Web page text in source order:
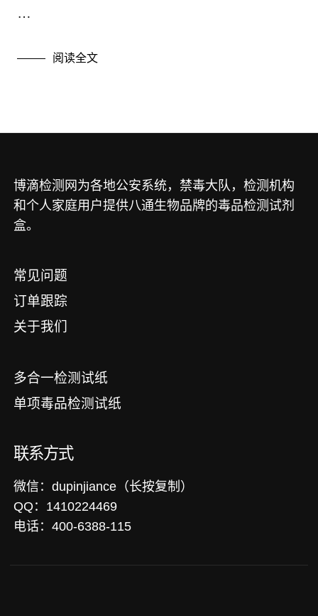
禁毒教育
…
阅读全文
博滴检测网为各地公安系统，禁毒大队，检测机构
和个人家庭用户提供八通生物品牌的毒品检测试剂
盒。
常见问题
订单跟踪
关于我们
多合一检测试纸
单项毒品检测试纸
联系方式
微信：dupinjiance（长按复制）
QQ：1410224469
电话：400-6388-115